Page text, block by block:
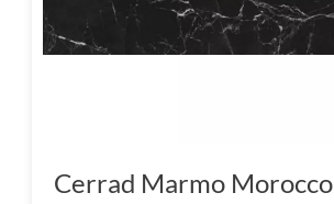
Cerrad Marmo Morocco